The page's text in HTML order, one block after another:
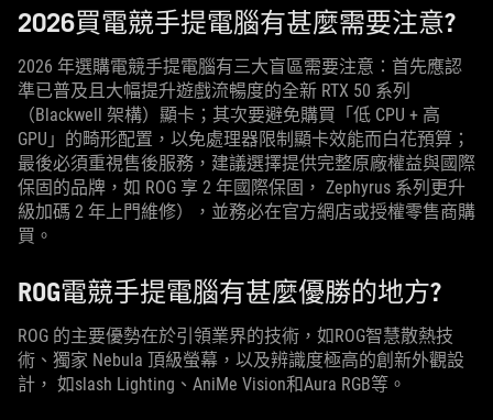
2026買電競手提電腦有甚麼需要注意?
2026 年選購電競手提電腦有三大盲區需要注意：首先應認
準已普及且大幅提升遊戲流暢度的全新 RTX 50 系列
（Blackwell 架構）顯卡；其次要避免購買「低 CPU + 高
GPU」的畸形配置，以免處理器限制顯卡效能而白花預算；
最後必須重視售後服務，建議選擇提供完整原廠權益與國際
保固的品牌，如 ROG 享 2 年國際保固， Zephyrus 系列更升
級加碼 2 年上門維修），並務必在官方網店或授權零售商購
買。
ROG電競手提電腦有甚麼優勝的地方?
ROG 的主要優勢在於引領業界的技術，如ROG智慧散熱技
術、獨家 Nebula 頂級螢幕，以及辨識度極高的創新外觀設
計， 如slash Lighting、AniMe Vision和Aura RGB等。